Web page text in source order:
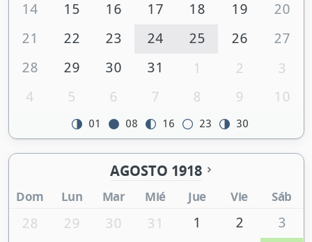
14
15 16 17 18 19
20
21
22 23 24 25 26
27
28
29 30 31 1 2
3
4
5 6 7 8 9 10
01 08 16 23 30
AGOSTO 1918
Dom Lun Mar Mié Jue Vie Sáb
28 29 30 31 1 2
3